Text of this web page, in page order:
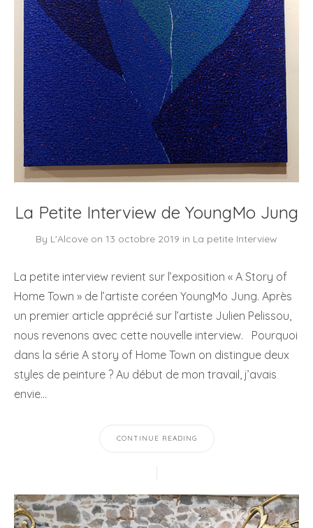
La Petite Interview de YoungMo Jung
By L'Alcove on 13 octobre 2019 in La petite Interview
La petite interview revient sur l’exposition « A Story of
Home Town » de l’artiste coréen YoungMo Jung. Après
un premier article apprécié sur l’artiste Julien Pelissou,
nous revenons avec cette nouvelle interview. Pourquoi
dans la série A story of Home Town on distingue deux
styles de peinture ? Au début de mon travail, j’avais
envie…
CONTINUE READING